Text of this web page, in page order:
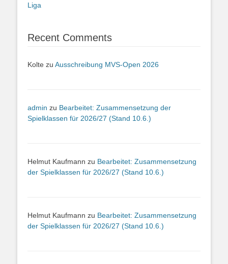
Liga
Recent Comments
Kolte zu Ausschreibung MVS-Open 2026
admin zu Bearbeitet: Zusammensetzung der
Spielklassen für 2026/27 (Stand 10.6.)
Helmut Kaufmann zu Bearbeitet: Zusammensetzung
der Spielklassen für 2026/27 (Stand 10.6.)
Helmut Kaufmann zu Bearbeitet: Zusammensetzung
der Spielklassen für 2026/27 (Stand 10.6.)